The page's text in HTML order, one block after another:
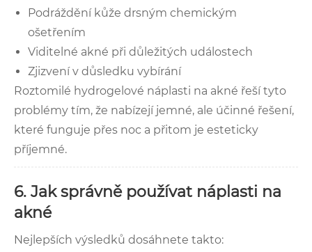
Podráždění kůže drsným chemickým
ošetřením
Viditelné akné při důležitých událostech
Zjizvení v důsledku vybírání
Roztomilé hydrogelové náplasti na akné řeší tyto
problémy tím, že nabízejí jemné, ale účinné řešení,
které funguje přes noc a přitom je esteticky
příjemné.
6. Jak správně používat náplasti na
akné
Nejlepších výsledků dosáhnete takto: